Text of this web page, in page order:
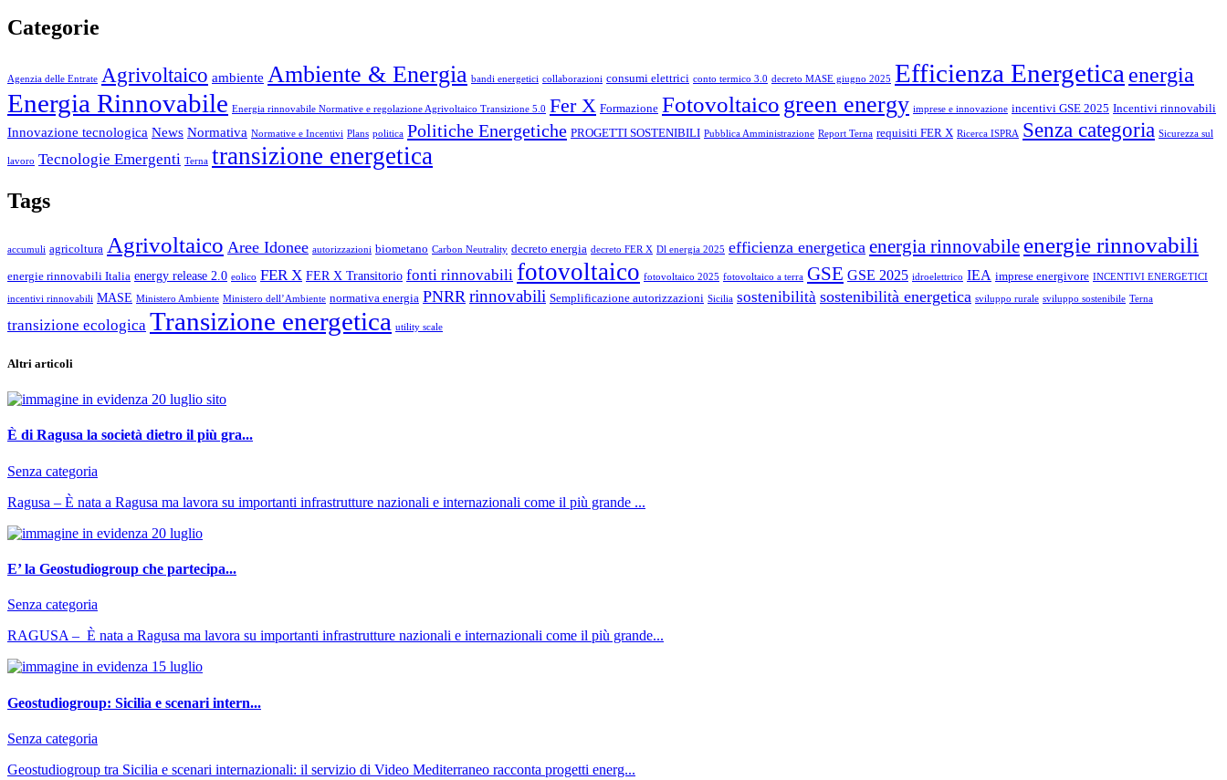
Categorie
Agenzia delle Entrate Agrivoltaico ambiente Ambiente & Energia bandi energetici collaborazioni consumi elettrici conto termico 3.0 decreto MASE giugno 2025 Efficienza Energetica energia
Energia Rinnovabile Energia rinnovabile Normative e regolazione Agrivoltaico Transizione 5.0 Fer X Formazione Fotovoltaico green energy imprese e innovazione incentivi GSE 2025 Incentivi rinnovabili
Innovazione tecnologica News Normativa Normative e Incentivi Plans politica Politiche Energetiche PROGETTI SOSTENIBILI Pubblica Amministrazione Report Terna requisiti FER X Ricerca ISPRA Senza categoria Sicurezza sul
lavoro Tecnologie Emergenti Terna transizione energetica
Tags
accumuli agricoltura Agrivoltaico Aree Idonee autorizzazioni biometano Carbon Neutrality decreto energia decreto FER X Dl energia 2025 efficienza energetica energia rinnovabile energie rinnovabili
energie rinnovabili Italia energy release 2.0 eolico FER X FER X Transitorio fonti rinnovabili fotovoltaico fotovoltaico 2025 fotovoltaico a terra GSE GSE 2025 idroelettrico IEA imprese energivore INCENTIVI ENERGETICI
incentivi rinnovabili MASE Ministero Ambiente Ministero dell’Ambiente normativa energia PNRR rinnovabili Semplificazione autorizzazioni Sicilia sostenibilità sostenibilità energetica sviluppo rurale sviluppo sostenibile Terna
transizione ecologica Transizione energetica utility scale
Altri articoli
È di Ragusa la società dietro il più gra...
Senza categoria
Ragusa – È nata a Ragusa ma lavora su importanti infrastrutture nazionali e internazionali come il più grande ...
E’ la Geostudiogroup che partecipa...
Senza categoria
RAGUSA – È nata a Ragusa ma lavora su importanti infrastrutture nazionali e internazionali come il più grande...
Geostudiogroup: Sicilia e scenari intern...
Senza categoria
Geostudiogroup tra Sicilia e scenari internazionali: il servizio di Video Mediterraneo racconta progetti energ...